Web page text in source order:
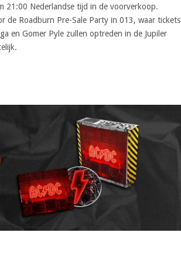
21:00 Nederlandse tijd in de voorverkoop.
de Roadburn Pre-Sale Party in 013, waar tickets
en Gomer Pyle zullen optreden in de Jupiler